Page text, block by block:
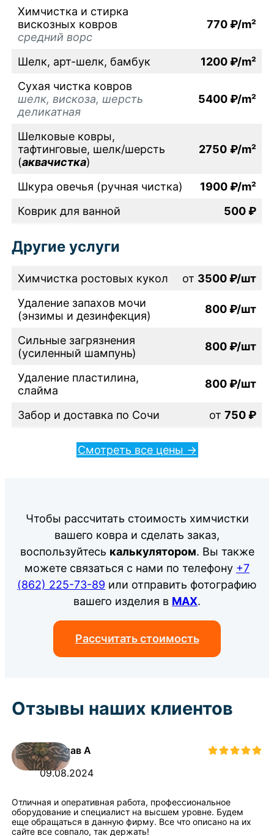
Химчистка и стирка
вискозных ковров
средний ворс
770 ₽/m²
Шелк, арт-шелк, бамбук
1200 ₽/m²
Сухая чистка ковров
шелк, вискоза, шерсть
деликатная
5400 ₽/m²
Шелковые ковры,
тафтинговые, шелк/шерсть
(аквачистка)
2750 ₽/m²
Шкура овечья (ручная чистка)
1900 ₽/m²
Коврик для ванной
500 ₽
Другие услуги
Химчистка ростовых кукол от 3500 ₽/шт
Удаление запахов мочи
(энзимы и дезинфекция)
800 ₽/шт
Сильные загрязнения
(усиленный шампунь)
800 ₽/шт
Удаление пластилина,
слайма
800 ₽/шт
Забор и доставка по Сочи от 750 ₽
Смотреть все цены ->
Чтобы рассчитать стоимость химчистки
вашего ковра и сделать заказ,
воспользуйтесь калькулятором. Вы также
можете связаться с нами по телефону +7
(862) 225-73-89 или отправить фотографию
вашего изделия в MAX.
Рассчитать стоимость
Отзывы наших клиентов
Ярослав А
09.08.2024
Отличная и оперативная работа, профессиональное
оборудование и специалист на высшем уровне. Будем
еще обращаться в данную фирму. Все что описано на их
сайте все совпало, так держать!